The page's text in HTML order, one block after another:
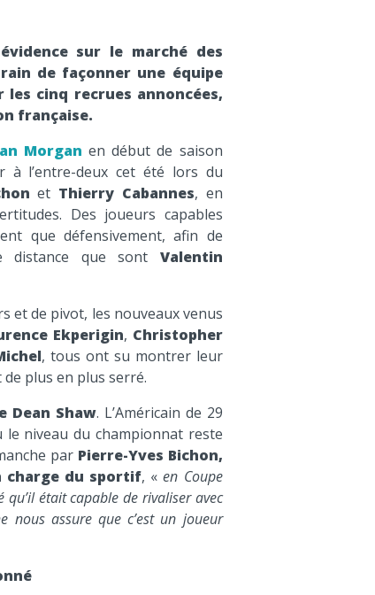
sur le marché des
de façonner une équipe
cinq recrues annoncées,
française.
Morgan en début de saison
à l’entre-deux cet été lors du
et Thierry Cabannes, en
Des joueurs capables
que défensivement, afin de
distance que sont Valentin
et de pivot, les nouveaux venus
Ekperigin, Christopher
, tous ont su montrer leur
plus en plus serré.
Dean Shaw. L’Américain de 29
niveau du championnat reste
par Pierre-Yves Bichon,
charge du sportif, «en Coupe
qu’il était capable de rivaliser avec
nous assure que c’est un joueur